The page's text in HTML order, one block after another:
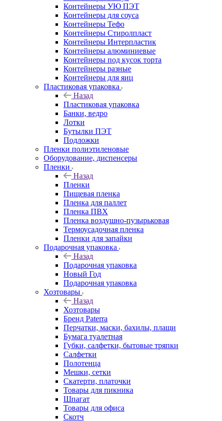
Контейнеры УЮ ПЭТ
Контейнеры для соуса
Контейнеры Тефо
Контейнеры Стиролпласт
Контейнеры Интерпластик
Контейнеры алюминиевые
Контейнеры под кусок торта
Контейнеры разные
Контейнеры для яиц
Пластиковая упаковка
Назад
Пластиковая упаковка
Банки, ведро
Лотки
Бутылки ПЭТ
Подложки
Пленки полиэтиленовые
Оборудование, диспенсеры
Пленки
Назад
Пленки
Пищевая пленка
Пленка для паллет
Пленка ПВХ
Пленка воздушно-пузырьковая
Термоусадочная пленка
Пленки для запайки
Подарочная упаковка
Назад
Подарочная упаковка
Новый Год
Подарочная упаковка
Хозтовары
Назад
Хозтовары
Бренд Paterra
Перчатки, маски, бахилы, плащи
Бумага туалетная
Губки, салфетки, бытовые тряпки
Салфетки
Полотенца
Мешки, сетки
Скатерти, платочки
Товары для пикника
Шпагат
Товары для офиса
Скотч